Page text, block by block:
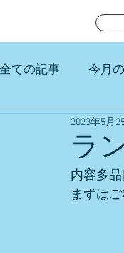
全ての記事 今月
未就園児スマイ
ラ
2023年5月
内容多
まずは